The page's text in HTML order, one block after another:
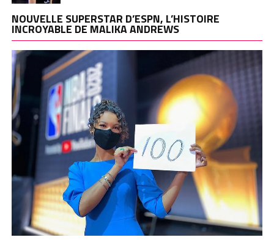
NOUVELLE SUPERSTAR D’ESPN, L’HISTOIRE
INCROYABLE DE MALIKA ANDREWS